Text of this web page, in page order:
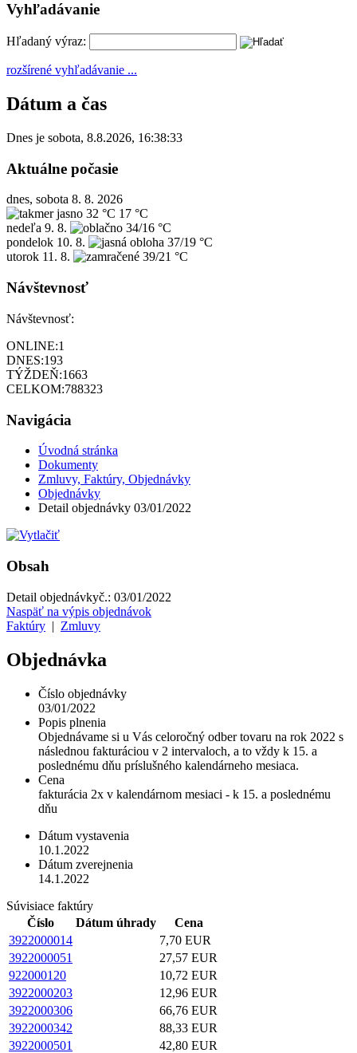
Vyhľadávanie
Hľadaný výraz:
rozšírené vyhľadávanie ...
Dátum a čas
Dnes je sobota, 8.8.2026, 16:38:33
Aktuálne počasie
dnes, sobota 8. 8. 2026
32 °C 17 °C
nedeľa 9. 8.
34/16 °C
pondelok 10. 8.
37/19 °C
utorok 11. 8. 39/21 °C
Návštevnosť
Návštevnosť:
ONLINE:1
DNES:193
TÝŽDEŇ:1663
CELKOM:788323
Navigácia
Úvodná stránka
Dokumenty
Zmluvy, Faktúry, Objednávky
Objednávky
Detail objednávky 03/01/2022
Obsah
Detail objednávkyč.: 03/01/2022
Naspäť na výpis objednávok
Faktúry | Zmluvy
Objednávka
Číslo objednávky
03/01/2022
Popis plnenia
Objednávame si u Vás celoročný odber tovaru na rok 2022 s
následnou fakturáciou v 2 intervaloch, a to vždy k 15. a
poslednému dňu príslušného kalendárneho mesiaca.
Cena
fakturácia 2x v kalendárnom mesiaci - k 15. a poslednému
dňu
Dátum vystavenia
10.1.2022
Dátum zverejnenia
14.1.2022
Súvisiace faktúry
Číslo
Dátum úhrady
Cena
3922000014
7,70 EUR
3922000051
27,57 EUR
922000120
10,72 EUR
3922000203
12,96 EUR
3922000306
66,76 EUR
3922000342
88,33 EUR
3922000501
42,80 EUR